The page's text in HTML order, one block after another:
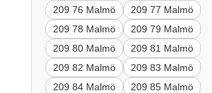
209 76 Malmö
209 77 Malmö
209 78 Malmö
209 79 Malmö
209 80 Malmö
209 81 Malmö
209 82 Malmö
209 83 Malmö
209 84 Malmö
209 85 Malmö